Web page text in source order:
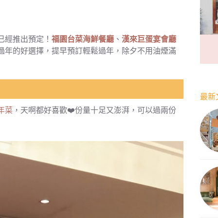
經推出預定！ 福園台菜海鮮餐廳 、 漢來巨蛋宴會廳
的好選擇，提早預訂輕鬆過年，除夕不用油煙滿
菜 ，天啊都好喜歡❤️份量十足又澎湃，可以過兩份
最新